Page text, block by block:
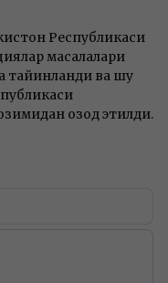
Республикаси
масалалари
тайинланди ва шу
озод этилди.